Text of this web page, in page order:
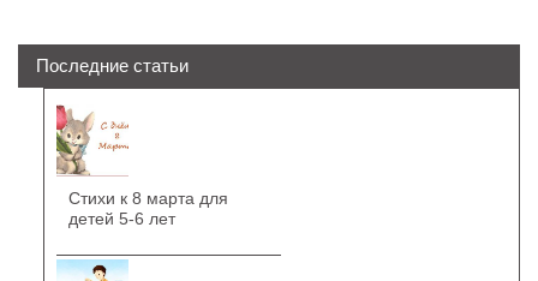
Последние статьи
Стихи к 8 марта для
детей 5-6 лет